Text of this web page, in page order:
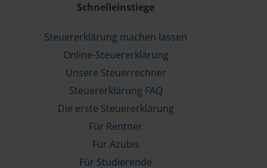
Schnelleinstiege
Steuererklärung machen lassen
Online-Steuererklärung
Unsere Steuerrechner
Steuererklärung FAQ
Die erste Steuererklärung
Für Rentner
Für Azubis
Für Studierende